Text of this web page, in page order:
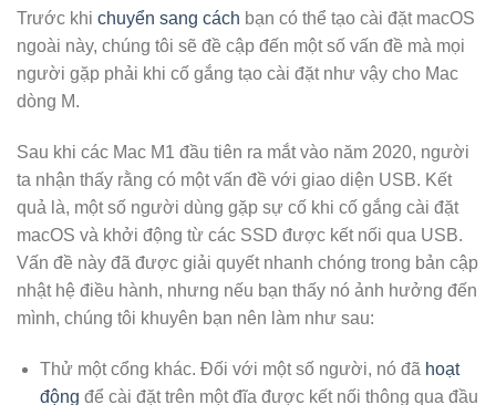
Trước khi chuyển sang cách bạn có thể tạo cài đặt macOS
ngoài này, chúng tôi sẽ đề cập đến một số vấn đề mà mọi
người gặp phải khi cố gắng tạo cài đặt như vậy cho Mac
dòng M.
Sau khi các Mac M1 đầu tiên ra mắt vào năm 2020, người
ta nhận thấy rằng có một vấn đề với giao diện USB. Kết
quả là, một số người dùng gặp sự cố khi cố gắng cài đặt
macOS và khởi động từ các SSD được kết nối qua USB.
Vấn đề này đã được giải quyết nhanh chóng trong bản cập
nhật hệ điều hành, nhưng nếu bạn thấy nó ảnh hưởng đến
mình, chúng tôi khuyên bạn nên làm như sau:
Thử một cổng khác. Đối với một số người, nó đã hoạt
động để cài đặt trên một đĩa được kết nối thông qua đầu